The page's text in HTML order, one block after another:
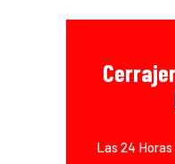
Las 24 Horas